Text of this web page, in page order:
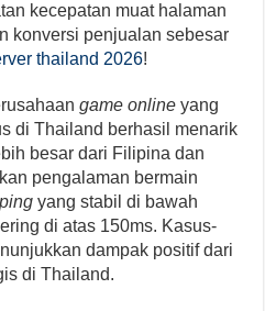
kecepatan muat halaman
konversi penjualan sebesar
thailand 2026!
game online yang
di Thailand berhasil menarik
besar dari Filipina dan
pengalaman bermain
ping yang stabil di bawah
di atas 150ms. Kasus-
dampak positif dari
di Thailand.